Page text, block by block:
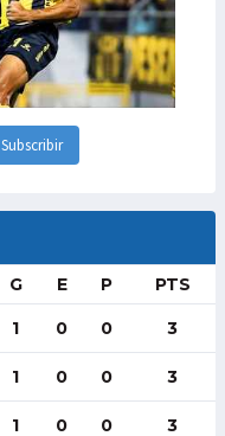
Subscribir
G E P PTS
1 0 0 3
1 0 0 3
1 0 0 3